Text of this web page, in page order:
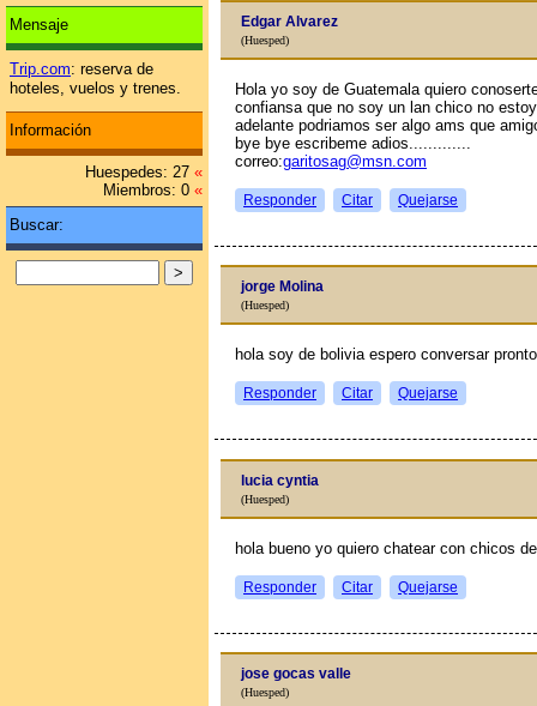
Mensaje
Trip.com: reserva de
hoteles, vuelos y trenes.
Información
Huespedes: 27 «
Miembros: 0 «
Buscar:
Edgar Alvarez
(Huesped)
Hola yo soy de Guatemala quiero
confiansa que no soy un lan chico no
adelante podriamos ser algo ams que
bye bye escribeme adios.............
correo:garitosag@msn.com
Responder Citar Quejarse
jorge Molina
(Huesped)
hola soy de bolivia espero conversar
Responder Citar Quejarse
lucia cyntia
(Huesped)
hola bueno yo quiero chatear con chicos
Responder Citar Quejarse
jose goсas valle
(Huesped)